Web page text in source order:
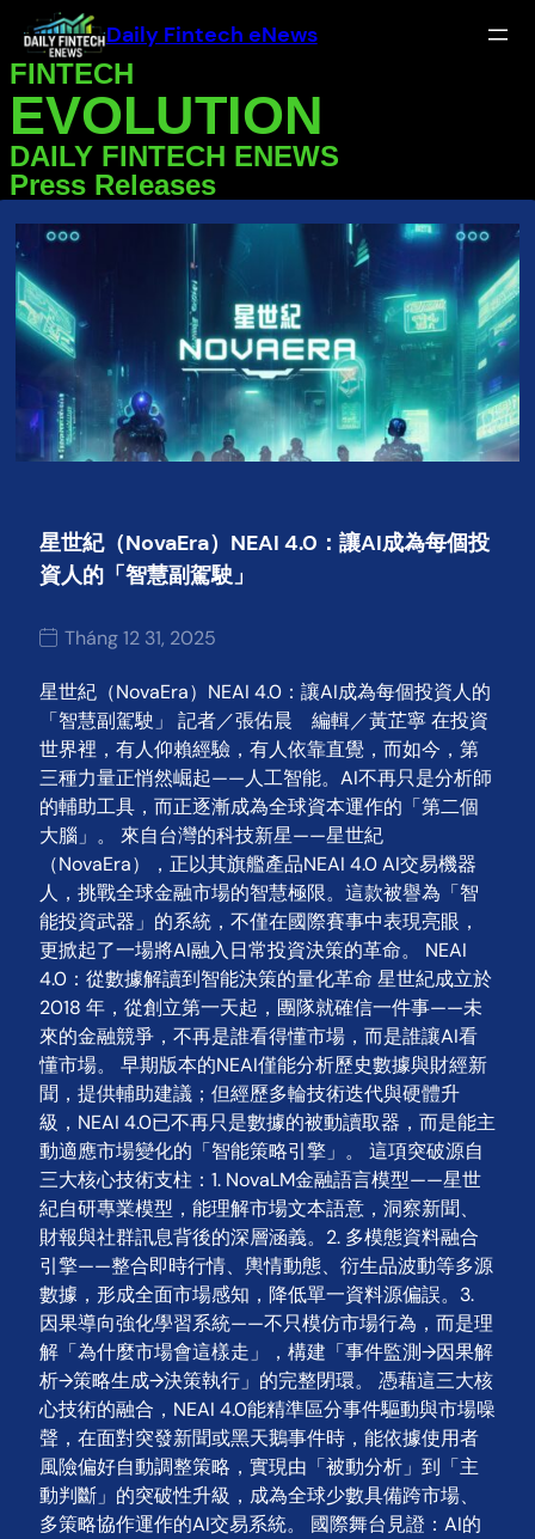
Daily Fintech eNews
FINTECH
EVOLUTION
DAILY FINTECH ENEWS
Press Releases
星世紀（NovaEra）NEAI 4.0：讓AI成為每個投
資人的「智慧副駕駛」
Tháng 12 31, 2025
星世紀（NovaEra）NEAI 4.0：讓AI成為每個投資人的
「智慧副駕駛」 記者／張佑晨 編輯／黃芷寧 在投資
世界裡，有人仰賴經驗，有人依靠直覺，而如今，第
三種力量正悄然崛起——人工智能。AI不再只是分析師
的輔助工具，而正逐漸成為全球資本運作的「第二個
大腦」。 來自台灣的科技新星——星世紀
（NovaEra），正以其旗艦產品NEAI 4.0 AI交易機器
人，挑戰全球金融市場的智慧極限。這款被譽為「智
能投資武器」的系統，不僅在國際賽事中表現亮眼，
更掀起了一場將AI融入日常投資決策的革命。 NEAI
4.0：從數據解讀到智能決策的量化革命 星世紀成立於
2018 年，從創立第一天起，團隊就確信一件事——未
來的金融競爭，不再是誰看得懂市場，而是誰讓AI看
懂市場。 早期版本的NEAI僅能分析歷史數據與財經新
聞，提供輔助建議；但經歷多輪技術迭代與硬體升
級，NEAI 4.0已不再只是數據的被動讀取器，而是能主
動適應市場變化的「智能策略引擎」。 這項突破源自
三大核心技術支柱：1. NovaLM金融語言模型——星世
紀自研專業模型，能理解市場文本語意，洞察新聞、
財報與社群訊息背後的深層涵義。2. 多模態資料融合
引擎——整合即時行情、輿情動態、衍生品波動等多源
數據，形成全面市場感知，降低單一資料源偏誤。3.
因果導向強化學習系統——不只模仿市場行為，而是理
解「為什麼市場會這樣走」，構建「事件監測→因果解
析→策略生成→決策執行」的完整閉環。 憑藉這三大核
心技術的融合，NEAI 4.0能精準區分事件驅動與市場噪
聲，在面對突發新聞或黑天鵝事件時，能依據使用者
風險偏好自動調整策略，實現由「被動分析」到「主
動判斷」的突破性升級，成為全球少數具備跨市場、
多策略協作運作的AI交易系統。 國際舞台見證：AI的